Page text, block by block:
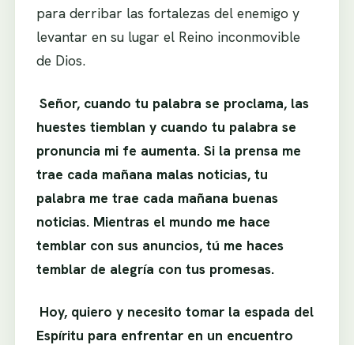
para derribar las fortalezas del enemigo y
levantar en su lugar el Reino inconmovible
de Dios.
Señor, cuando tu palabra se proclama, las
huestes tiemblan y cuando tu palabra se
pronuncia mi fe aumenta. Si la prensa me
trae cada mañana malas noticias, tu
palabra me trae cada mañana buenas
noticias. Mientras el mundo me hace
temblar con sus anuncios, tú me haces
temblar de alegría con tus promesas.
Hoy, quiero y necesito tomar la espada del
Espíritu para enfrentar en un encuentro